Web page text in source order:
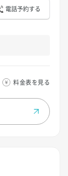
電話予約する
料金表を見る